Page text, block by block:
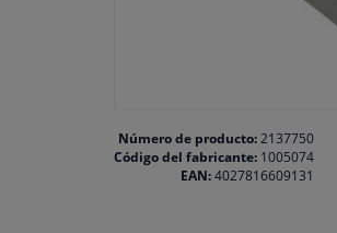
Número de producto:2137750
Código del fabricante: 1005074
EAN:4027816609131